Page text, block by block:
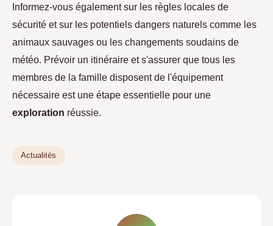
Informez-vous également sur les règles locales de
sécurité et sur les potentiels dangers naturels comme les
animaux sauvages ou les changements soudains de
météo. Prévoir un itinéraire et s'assurer que tous les
membres de la famille disposent de l'équipement
nécessaire est une étape essentielle pour une
exploration réussie.
Actualités